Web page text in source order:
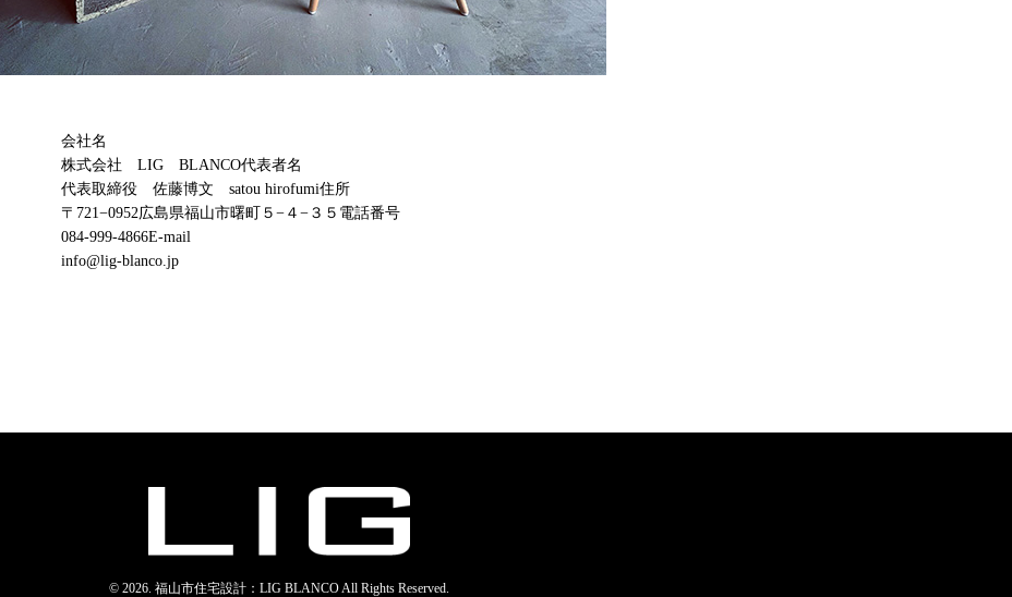
会社名
株式会社 LIG BLANCO代表者名
代表取締役 佐藤博文 satou hirofumi住所
〒721−0952広島県福山市曙町５−４−３５電話番号
084-999-4866E-mail
info@lig-blanco.jp
© 2026. 福山市住宅設計：LIG BLANCO All Rights Reserved.